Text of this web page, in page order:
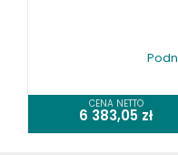
CENA NETTO
6 383,05 zł